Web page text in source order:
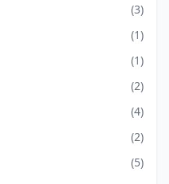
(3)
(1)
(1)
(2)
(4)
(2)
(5)